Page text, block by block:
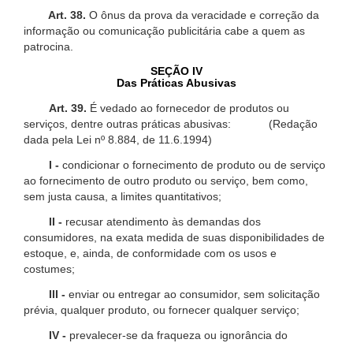
Art. 38. O ônus da prova da veracidade e correção da
informação ou comunicação publicitária cabe a quem as
patrocina.
SEÇÃO IV
Das Práticas Abusivas
Art. 39. É vedado ao fornecedor de produtos ou
serviços, dentre outras práticas abusivas: (Redação
dada pela Lei nº 8.884, de 11.6.1994)
I - condicionar o fornecimento de produto ou de serviço
ao fornecimento de outro produto ou serviço, bem como,
sem justa causa, a limites quantitativos;
II - recusar atendimento às demandas dos
consumidores, na exata medida de suas disponibilidades de
estoque, e, ainda, de conformidade com os usos e
costumes;
III - enviar ou entregar ao consumidor, sem solicitação
prévia, qualquer produto, ou fornecer qualquer serviço;
IV - prevalecer-se da fraqueza ou ignorância do